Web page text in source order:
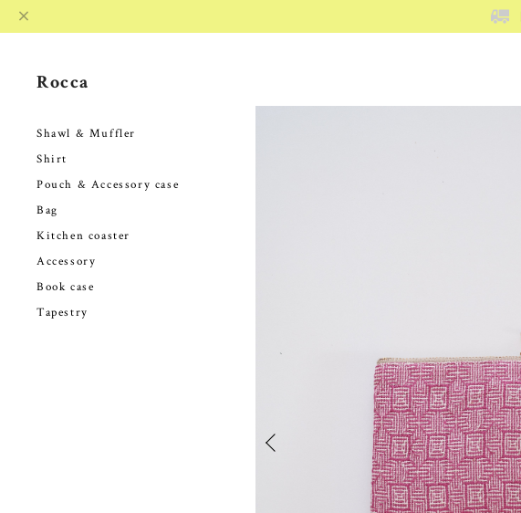
Rocca
Shawl & Muffler
Shirt
Pouch & Accessory case
Bag
Kitchen coaster
Accessory
Book case
Tapestry